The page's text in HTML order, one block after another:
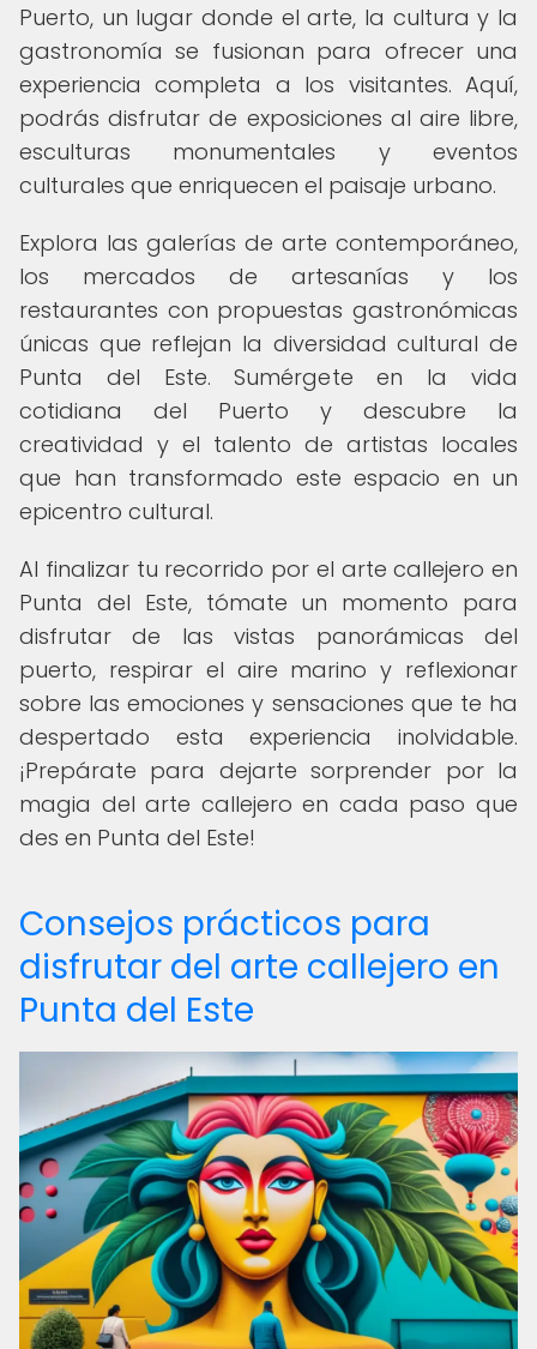
Puerto, un lugar donde el arte, la cultura y la
gastronomía se fusionan para ofrecer una
experiencia completa a los visitantes. Aquí,
podrás disfrutar de exposiciones al aire libre,
esculturas monumentales y eventos
culturales que enriquecen el paisaje urbano.
Explora las galerías de arte contemporáneo,
los mercados de artesanías y los
restaurantes con propuestas gastronómicas
únicas que reflejan la diversidad cultural de
Punta del Este. Sumérgete en la vida
cotidiana del Puerto y descubre la
creatividad y el talento de artistas locales
que han transformado este espacio en un
epicentro cultural.
Al finalizar tu recorrido por el arte callejero en
Punta del Este, tómate un momento para
disfrutar de las vistas panorámicas del
puerto, respirar el aire marino y reflexionar
sobre las emociones y sensaciones que te ha
despertado esta experiencia inolvidable.
¡Prepárate para dejarte sorprender por la
magia del arte callejero en cada paso que
des en Punta del Este!
Consejos prácticos para
disfrutar del arte callejero en
Punta del Este